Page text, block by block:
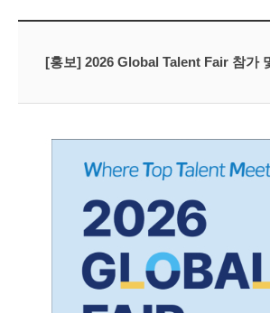
학사정보
대학원
공지사항
회원정보
공고
[홍보] 2026 Global Talent Fair 참가